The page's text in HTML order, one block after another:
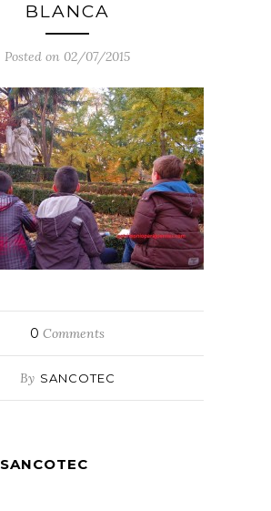
BLANCA
Posted on 02/07/2015
0 Comments
By SANCOTEC
SANCOTEC